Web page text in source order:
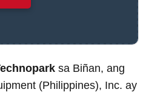
sa Biñan, ang
(Philippines), Inc. ay